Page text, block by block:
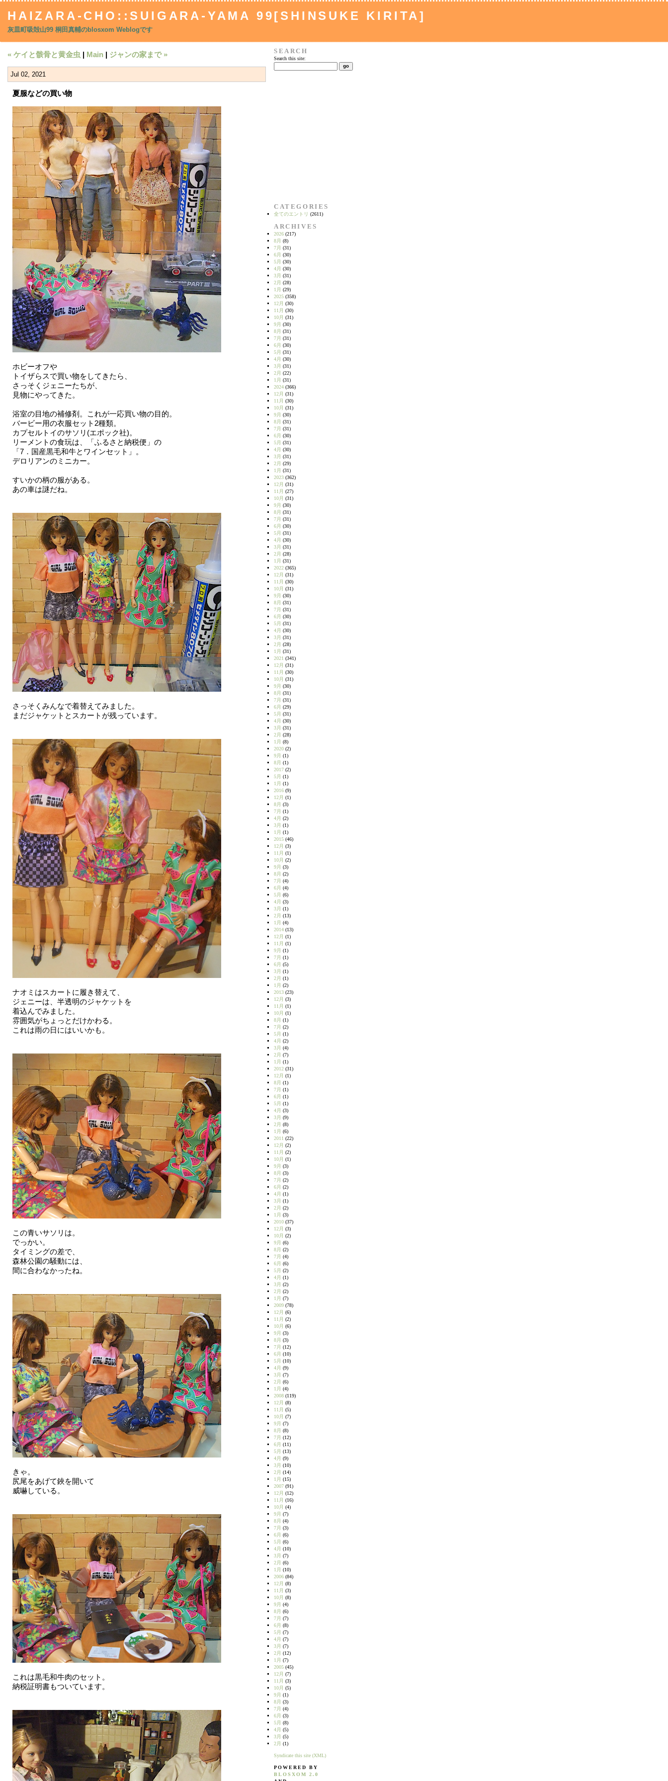
HAIZARA-CHO::SUIGARA-YAMA 99[SHINSUKE KIRITA]
灰皿町吸殻山99 桐田真輔のblosxom Weblogです
« ケイと骸骨と黄金虫 | Main | ジャンの家まで »
Jul 02, 2021
夏服などの買い物
ホビーオフや
トイザらスで買い物をしてきたら、
さっそくジェニーたちが、
見物にやってきた。
浴室の目地の補修剤。これが一応買い物の目的。
バービー用の衣服セット2種類。
カプセルトイのサソリ(エポック社)。
リーメントの食玩は、「ふるさと納税便」の
「7．国産黒毛和牛とワインセット」。
デロリアンのミニカー。
すいかの柄の服がある。
あの車は謎だね。
さっそくみんなで着替えてみました。
まだジャケットとスカートが残っています。
ナオミはスカートに履き替えて、
ジェニーは、半透明のジャケットを
着込んでみました。
雰囲気がちょっとだけかわる。
これは雨の日にはいいかも。
この青いサソリは。
でっかい。
タイミングの差で、
森林公園の騒動には、
間に合わなかったね。
きゃ。
尻尾をあげて鋏を開いて
威嚇している。
これは黒毛和牛肉のセット。
納税証明書もついています。
SEARCH
Search this site:
CATEGORIES
全てのエントリ (2611)
ARCHIVES
2026 (217)
8月 (8)
7月 (31)
6月 (30)
5月 (30)
4月 (30)
3月 (31)
2月 (28)
1月 (29)
2025 (358)
12月 (30)
11月 (30)
10月 (31)
9月 (30)
8月 (31)
7月 (31)
6月 (30)
5月 (31)
4月 (30)
3月 (31)
2月 (22)
1月 (31)
2024 (366)
12月 (31)
11月 (30)
10月 (31)
9月 (30)
8月 (31)
7月 (31)
6月 (30)
5月 (31)
4月 (30)
3月 (31)
2月 (29)
1月 (31)
2023 (362)
12月 (31)
11月 (27)
10月 (31)
9月 (30)
8月 (31)
7月 (31)
6月 (30)
5月 (31)
4月 (30)
3月 (31)
2月 (28)
1月 (31)
2022 (365)
12月 (31)
11月 (30)
10月 (31)
9月 (30)
8月 (31)
7月 (31)
6月 (30)
5月 (31)
4月 (30)
3月 (31)
2月 (28)
1月 (31)
2021 (341)
12月 (31)
11月 (30)
10月 (31)
9月 (30)
8月 (31)
7月 (31)
6月 (29)
5月 (31)
4月 (30)
3月 (31)
2月 (28)
1月 (8)
2020 (2)
9月 (1)
8月 (1)
2017 (2)
5月 (1)
1月 (1)
2016 (9)
12月 (1)
8月 (3)
7月 (1)
4月 (2)
3月 (1)
1月 (1)
2015 (46)
12月 (3)
11月 (1)
10月 (2)
9月 (3)
8月 (2)
7月 (4)
6月 (4)
5月 (6)
4月 (3)
3月 (1)
2月 (13)
1月 (4)
2014 (13)
12月 (1)
11月 (1)
9月 (1)
7月 (1)
6月 (5)
3月 (1)
2月 (1)
1月 (2)
2013 (23)
12月 (3)
11月 (1)
10月 (1)
8月 (1)
7月 (2)
5月 (1)
4月 (2)
3月 (4)
2月 (7)
1月 (1)
2012 (31)
12月 (1)
8月 (1)
7月 (1)
6月 (1)
5月 (1)
4月 (3)
3月 (9)
2月 (8)
1月 (6)
2011 (22)
12月 (2)
11月 (2)
10月 (1)
9月 (3)
8月 (3)
7月 (2)
6月 (2)
4月 (1)
3月 (1)
2月 (2)
1月 (3)
2010 (37)
12月 (3)
10月 (2)
9月 (6)
8月 (2)
7月 (4)
6月 (6)
5月 (2)
4月 (1)
3月 (2)
2月 (2)
1月 (7)
2009 (78)
12月 (6)
11月 (2)
10月 (6)
9月 (3)
8月 (3)
7月 (12)
6月 (10)
5月 (10)
4月 (9)
3月 (7)
2月 (6)
1月 (4)
2008 (119)
12月 (8)
11月 (5)
10月 (7)
9月 (7)
8月 (8)
7月 (12)
6月 (11)
5月 (13)
4月 (9)
3月 (10)
2月 (14)
1月 (15)
2007 (91)
12月 (12)
11月 (16)
10月 (4)
9月 (7)
8月 (4)
7月 (3)
6月 (6)
5月 (6)
4月 (10)
3月 (7)
2月 (6)
1月 (10)
2006 (84)
12月 (8)
11月 (3)
10月 (8)
9月 (4)
8月 (6)
7月 (7)
6月 (8)
5月 (7)
4月 (7)
3月 (7)
2月 (12)
1月 (7)
2005 (45)
12月 (7)
11月 (3)
10月 (5)
9月 (1)
8月 (3)
7月 (4)
6月 (3)
5月 (8)
4月 (5)
3月 (5)
2月 (1)
Syndicate this site (XML)
POWERED BY
BLOSXOM 2.0